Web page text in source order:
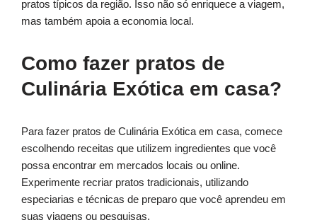
pratos típicos da região. Isso não só enriquece a viagem,
mas também apoia a economia local.
Como fazer pratos de
Culinária Exótica em casa?
Para fazer pratos de Culinária Exótica em casa, comece
escolhendo receitas que utilizem ingredientes que você
possa encontrar em mercados locais ou online.
Experimente recriar pratos tradicionais, utilizando
especiarias e técnicas de preparo que você aprendeu em
suas viagens ou pesquisas.